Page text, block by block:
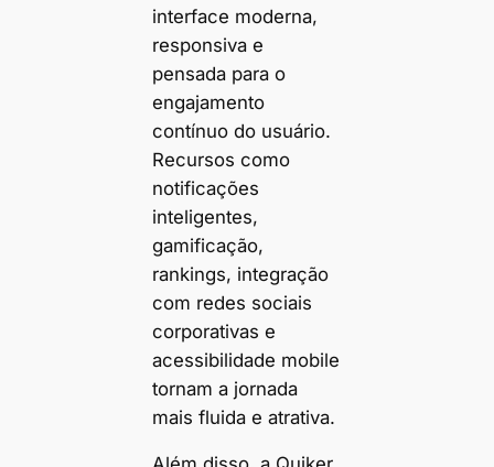
interface moderna,
responsiva e
pensada para o
engajamento
contínuo do usuário.
Recursos como
notificações
inteligentes,
gamificação,
rankings, integração
com redes sociais
corporativas e
acessibilidade mobile
tornam a jornada
mais fluida e atrativa.